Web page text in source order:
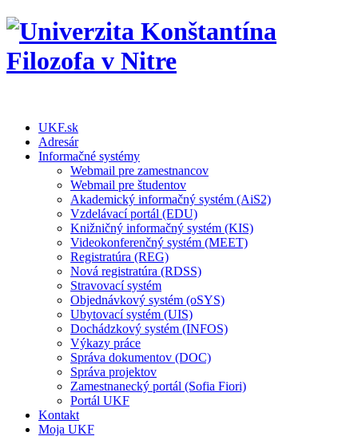
UKF.sk
Adresár
Informačné systémy
Webmail pre zamestnancov
Webmail pre študentov
Akademický informačný systém (AiS2)
Vzdelávací portál (EDU)
Knižničný informačný systém (KIS)
Videokonferenčný systém (MEET)
Registratúra (REG)
Nová registratúra (RDSS)
Stravovací systém
Objednávkový systém (oSYS)
Ubytovací systém (UIS)
Dochádzkový systém (INFOS)
Výkazy práce
Správa dokumentov (DOC)
Správa projektov
Zamestnanecký portál (Sofia Fiori)
Portál UKF
Kontakt
Moja UKF